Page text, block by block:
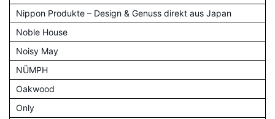
Nippon Produkte – Design & Genuss direkt aus Japan
Noble House
Noisy May
NÜMPH
Oakwood
Only